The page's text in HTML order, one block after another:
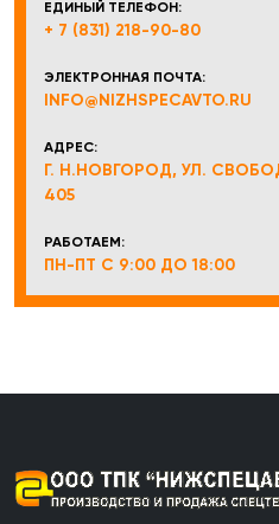
ЕДИНЫЙ ТЕЛЕФОН:
+ 7 (831) 218-90-80
ЭЛЕКТРОННАЯ ПОЧТА:
INFO@NIZHSPECAVTO.RU
АДРЕС:
Г. Н.НОВГОРОД, УЛ.
405
РАБОТАЕМ:
ПН-ПТ С 9:00 ДО 18:00